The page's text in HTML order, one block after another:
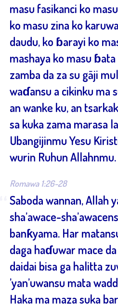
masu fasikanci ko
ko masu zina ko
daudu, ko ɓarayi ko
mashaya ko masu
zamba da za su gāji
waɗansu a cikinku ma
an wanke ku, an
sa kuka zama marasa
Ubangijinmu Yesu
wurin Ruhun Allahnmu.
Romawa 1:26-28
Saboda wannan, Allah
sha’awace-
banƙyama. Har
daga haɗuwar mace
daidai bisa ga halitta
’yan’uwansu mata
Haka ma maza suka